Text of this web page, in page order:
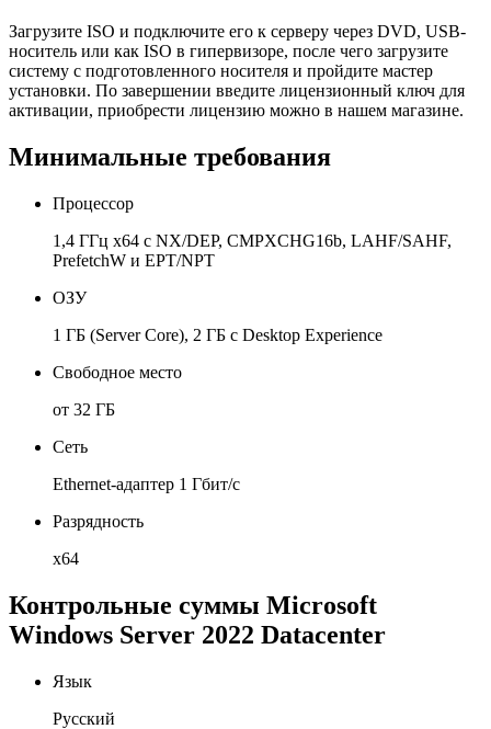
Загрузите ISO и подключите его к серверу через DVD, USB-
носитель или как ISO в гипервизоре, после чего загрузите
систему с подготовленного носителя и пройдите мастер
установки. По завершении введите лицензионный ключ для
активации, приобрести лицензию можно в нашем магазине.
Минимальные требования
Процессор
1,4 ГГц x64 с NX/DEP, CMPXCHG16b, LAHF/SAHF,
PrefetchW и EPT/NPT
ОЗУ
1 ГБ (Server Core), 2 ГБ с Desktop Experience
Свободное место
от 32 ГБ
Сеть
Ethernet-адаптер 1 Гбит/с
Разрядность
x64
Контрольные суммы Microsoft
Windows Server 2022 Datacenter
Язык
Русский